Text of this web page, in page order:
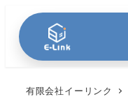
有限会社イーリンク